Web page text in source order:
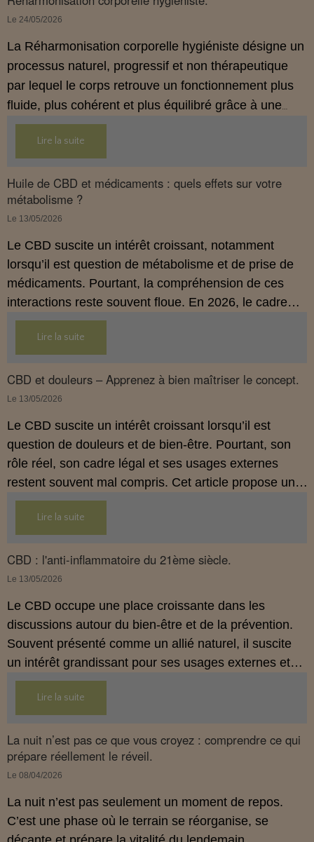
Le 24/05/2026
La Réharmonisation corporelle hygiéniste désigne un
processus naturel, progressif et non thérapeutique
par lequel le corps retrouve un fonctionnement plus
fluide, plus cohérent et plus équilibré grâce à une
hygiène de vie adaptée.
Lire la suite
Huile de CBD et médicaments : quels effets sur votre
métabolisme ?
Le 13/05/2026
Le CBD suscite un intérêt croissant, notamment
lorsqu’il est question de métabolisme et de prise de
médicaments. Pourtant, la compréhension de ces
interactions reste souvent floue. En 2026, le cadre
légal français impose des règles strictes : seuls les
usages externes du CBD sont autorisés. Cet article
propose une mise au point claire et accessible pour
comprendre comment le CBD s’inscrit dans une
démarche de prévention, sans ingestion et sans
Lire la suite
CBD et douleurs – Apprenez à bien maîtriser le concept.
Le 13/05/2026
Le CBD suscite un intérêt croissant lorsqu’il est
question de douleurs et de bien‑être. Pourtant, son
rôle réel, son cadre légal et ses usages externes
restent souvent mal compris. Cet article propose une
mise au point claire, moderne et conforme à la
réglementation française de 2026, afin de mieux
comprendre comment le CBD s’intègre dans une
approche globale de prévention.
Lire la suite
CBD : l'anti-inflammatoire du 21ème siècle.
Le 13/05/2026
Le CBD occupe une place croissante dans les
discussions autour du bien‑être et de la prévention.
Souvent présenté comme un allié naturel, il suscite
un intérêt grandissant pour ses usages externes et
son interaction avec le système endocannabinoïde.
Cet article propose une mise au point claire, moderne
et conforme à la réglementation française de 2026.
Lire la suite
La nuit n’est pas ce que vous croyez : comprendre ce qui
prépare réellement le réveil.
Le 08/04/2026
La nuit n’est pas seulement un moment de repos.
C’est une phase où le terrain se réorganise, se